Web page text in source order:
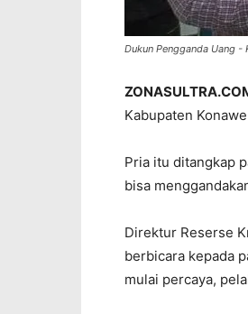
Dukun Pengganda Uang
Kabupaten
Pria itu ditangkap
bisa
Direktur Reserse
berbicara kepada
mulai percaya,